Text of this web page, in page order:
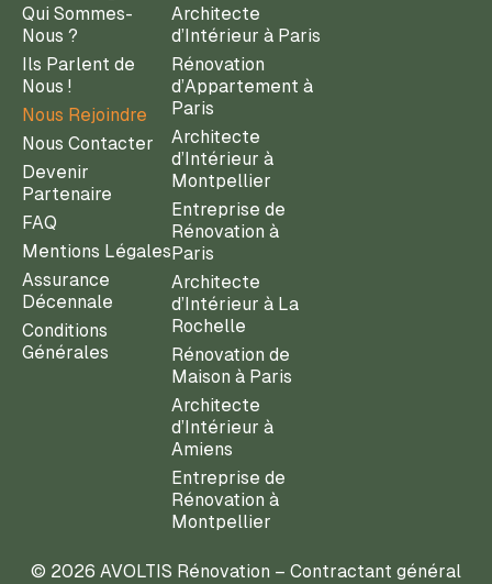
Qui Sommes-
Nous ?
Ils Parlent de
Nous !
Nous Rejoindre
Nous Contacter
Devenir
Partenaire
FAQ
Mentions Légales
Assurance
Décennale
Conditions
Générales
Architecte
d’Intérieur à Paris
Rénovation
d’Appartement à
Paris
Architecte
d’Intérieur à
Montpellier
Entreprise de
Rénovation à
Paris
Architecte
d’Intérieur à La
Rochelle
Rénovation de
Maison à Paris
Architecte
d’Intérieur à
Amiens
Entreprise de
Rénovation à
Montpellier
© 2026 AVOLTIS Rénovation – Contractant général